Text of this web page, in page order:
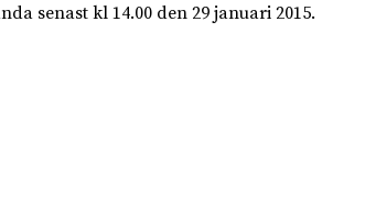
senast kl 14.00 den 29 januari 2015.